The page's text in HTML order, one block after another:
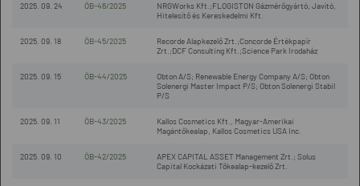
2025. 09. 24 ÖB-46/2025
NRGWorks Kft.;FLOGISTON Gázmérőgyártó, Javító,
Hitelesítő és Kereskedelmi Kft.
2025. 09. 18 ÖB-45/2025
Recorde Alapkezelő Zrt.;Concorde Értékpapír
Zrt.;DCF Consulting Kft.;Science Park Irodaház
2025. 09. 15 ÖB-44/2025
Obton A/S; Renewable Energy Company A/S; Obton
Solenergi Master Impact P/S; Obton Solenergi Stabil
P/S
2025. 09. 11 ÖB-43/2025
Kallos Cosmetics Kft., Magyar-Amerikai
Magántőkealap, Kallos Cosmetics USA Inc.
2025. 09. 10 ÖB-42/2025
APEX CAPITAL ASSET Management Zrt.; Solus
Capital Kockázati Tőkealap-kezelő Zrt.